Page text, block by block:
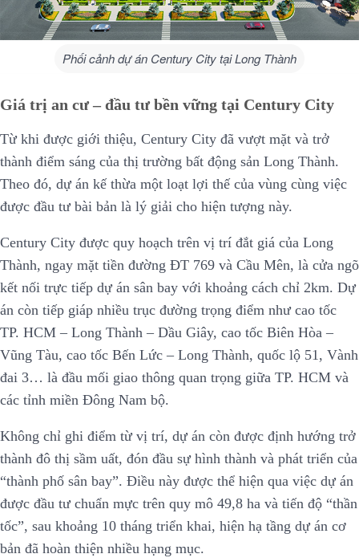
Phối cảnh dự án Century City tại Long Thành
Giá trị an cư – đầu tư bền vững tại Century City
Từ khi được giới thiệu, Century City đã vượt mặt và trở
thành điểm sáng của thị trường bất động sản Long Thành.
Theo đó, dự án kế thừa một loạt lợi thế của vùng cùng việc
được đầu tư bài bản là lý giải cho hiện tượng này.
Century City được quy hoạch trên vị trí đắt giá của Long
Thành, ngay mặt tiền đường ĐT 769 và Cầu Mên, là cửa ngõ
kết nối trực tiếp dự án sân bay với khoảng cách chỉ 2km. Dự
án còn tiếp giáp nhiều trục đường trọng điểm như cao tốc
TP. HCM – Long Thành – Dầu Giây, cao tốc Biên Hòa –
Vũng Tàu, cao tốc Bến Lức – Long Thành, quốc lộ 51, Vành
đai 3… là đầu mối giao thông quan trọng giữa TP. HCM và
các tỉnh miền Đông Nam bộ.
Không chỉ ghi điểm từ vị trí, dự án còn được định hướng trở
thành đô thị sầm uất, đón đầu sự hình thành và phát triển của
“thành phố sân bay”. Điều này được thể hiện qua việc dự án
được đầu tư chuẩn mực trên quy mô 49,8 ha và tiến độ “thần
tốc”, sau khoảng 10 tháng triển khai, hiện hạ tầng dự án cơ
bản đã hoàn thiện nhiều hạng mục.